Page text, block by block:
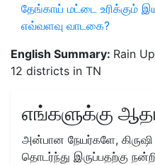
தேங்காய் மட்டை உரிக்கும்
எவ்வளவு வாடகை?
English Summary: Rain
12 districts in TN
எங்களுக்கு
அன்பான நேயர்களே,
தொடர்ந்து இருப்பதற்கு